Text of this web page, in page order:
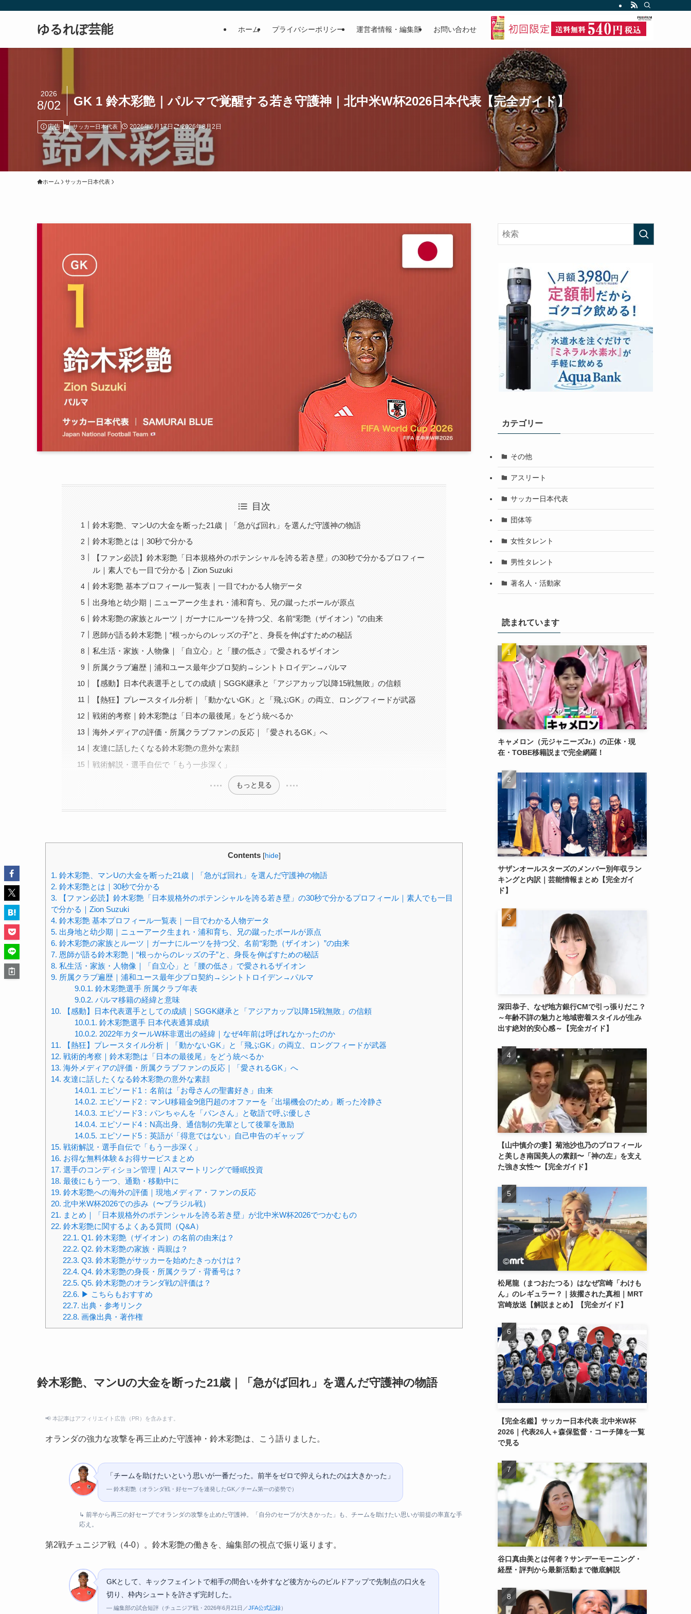
ゆるれぽ芸能 ホーム プライバシーポリシー 運営者情報・編集部 お問い合わせ
GK 1 鈴木彩艶｜パルマで覚醒する若き守護神｜北中米W杯2026日本代表【完全ガイド】
2026
8/02
広告 サッカー日本代表 2026年6月17日 2026年8月2日
ホーム サッカー日本代表
目次
鈴木彩艶、マンUの大金を断った21歳｜「急がば回れ」を選んだ守護神の物語
鈴木彩艶とは｜30秒で分かる
【ファン必読】鈴木彩艶「日本規格外のポテンシャルを誇る若き壁」の30秒で分かるプロフィー
ル｜素人でも一目で分かる｜Zion Suzuki
鈴木彩艶 基本プロフィール一覧表｜一目でわかる人物データ
出身地と幼少期｜ニューアーク生まれ・浦和育ち、兄の蹴ったボールが原点
鈴木彩艶の家族とルーツ｜ガーナにルーツを持つ父、名前“彩艶（ザイオン）”の由来
恩師が語る鈴木彩艶｜“根っからのレッズの子”と、身長を伸ばすための秘話
私生活・家族・人物像｜「自立心」と「腰の低さ」で愛されるザイオン
所属クラブ遍歴｜浦和ユース最年少プロ契約→シントトロイデン→パルマ
【感動】日本代表選手としての成績｜SGGK継承と「アジアカップ以降15戦無敗」の信頼
【熱狂】プレースタイル分析｜「動かないGK」と「飛ぶGK」の両立、ロングフィードが武器
戦術的考察｜鈴木彩艶は「日本の最後尾」をどう統べるか
海外メディアの評価・所属クラブファンの反応｜「愛されるGK」へ
友達に話したくなる鈴木彩艶の意外な素顔
戦術解説・選手自伝で「もう一歩深く」
もっと見る
Contents [hide]
1. 鈴木彩艶、マンUの大金を断った21歳｜「急がば回れ」を選んだ守護神の物語
2. 鈴木彩艶とは｜30秒で分かる
3. 【ファン必読】鈴木彩艶「日本規格外のポテンシャルを誇る若き壁」の30秒で分かるプロフィール｜素人でも一目
で分かる｜Zion Suzuki
4. 鈴木彩艶 基本プロフィール一覧表｜一目でわかる人物データ
5. 出身地と幼少期｜ニューアーク生まれ・浦和育ち、兄の蹴ったボールが原点
6. 鈴木彩艶の家族とルーツ｜ガーナにルーツを持つ父、名前“彩艶（ザイオン）”の由来
7. 恩師が語る鈴木彩艶｜“根っからのレッズの子”と、身長を伸ばすための秘話
8. 私生活・家族・人物像｜「自立心」と「腰の低さ」で愛されるザイオン
9. 所属クラブ遍歴｜浦和ユース最年少プロ契約→シントトロイデン→パルマ
9.0.1. 鈴木彩艶選手 所属クラブ年表
9.0.2. パルマ移籍の経緯と意味
10. 【感動】日本代表選手としての成績｜SGGK継承と「アジアカップ以降15戦無敗」の信頼
10.0.1. 鈴木彩艶選手 日本代表通算成績
10.0.2. 2022年カタールW杯非選出の経緯｜なぜ4年前は呼ばれなかったのか
11. 【熱狂】プレースタイル分析｜「動かないGK」と「飛ぶGK」の両立、ロングフィードが武器
12. 戦術的考察｜鈴木彩艶は「日本の最後尾」をどう統べるか
13. 海外メディアの評価・所属クラブファンの反応｜「愛されるGK」へ
14. 友達に話したくなる鈴木彩艶の意外な素顔
14.0.1. エピソード1：名前は「お母さんの聖書好き」由来
14.0.2. エピソード2：マンU移籍金9億円超のオファーを「出場機会のため」断った冷静さ
14.0.3. エピソード3：パンちゃんを「パンさん」と敬語で呼ぶ優しさ
14.0.4. エピソード4：N高出身、通信制の先輩として後輩を激励
14.0.5. エピソード5：英語が「得意ではない」自己申告のギャップ
15. 戦術解説・選手自伝で「もう一歩深く」
16. お得な無料体験＆お得サービスまとめ
17. 選手のコンディション管理｜AIスマートリングで睡眠投資
18. 最後にもう一つ、通勤・移動中に
19. 鈴木彩艶への海外の評価｜現地メディア・ファンの反応
20. 北中米W杯2026での歩み（〜ブラジル戦）
21. まとめ｜「日本規格外のポテンシャルを誇る若き壁」が北中米W杯2026でつかむもの
22. 鈴木彩艶に関するよくある質問（Q&A）
22.1. Q1. 鈴木彩艶（ザイオン）の名前の由来は？
22.2. Q2. 鈴木彩艶の家族・両親は？
22.3. Q3. 鈴木彩艶がサッカーを始めたきっかけは？
22.4. Q4. 鈴木彩艶の身長・所属クラブ・背番号は？
22.5. Q5. 鈴木彩艶のオランダ戦の評価は？
22.6. ▶ こちらもおすすめ
22.7. 出典・参考リンク
22.8. 画像出典・著作権
鈴木彩艶、マンUの大金を断った21歳｜「急がば回れ」を選んだ守護神の物語
📢 本記事はアフィリエイト広告（PR）を含みます。
オランダの強力な攻撃を再三止めた守護神・鈴木彩艶は、こう語りました。
「チームを助けたいという思いが一番だった。前半をゼロで抑えられたのは大きかった」
— 鈴木彩艶（オランダ戦・好セーブを連発したGK／チーム第一の姿勢で）
↳ 前半から再三の好セーブでオランダの攻撃を止めた守護神。「自分のセーブが大きかった」も、チームを助けたい思いが前提の率直な手
応え。
第2戦チュニジア戦（4-0）。鈴木彩艶の働きを、編集部の視点で振り返ります。
GKとして、キックフェイントで相手の間合いを外すなど後方からのビルドアップで先制点の口火を
切り、枠内シュートを許さず完封した。
— 編集部の試合短評（チュニジア戦・2026年6月21日／JFA公式記録）
カテゴリー
その他
アスリート
サッカー日本代表
団体等
女性タレント
男性タレント
著名人・活動家
読まれています
キャメロン（元ジャニーズJr.）の正体・現
在・TOBE移籍説まで完全網羅！
サザンオールスターズのメンバー別年収ラン
キングと内訳｜芸能情報まとめ【完全ガイ
ド】
深田恭子、なぜ地方銀行CMで引っ張りだこ？
～年齢不詳の魅力と地域密着スタイルが生み
出す絶対的安心感～【完全ガイド】
【山中慎介の妻】菊池沙也乃のプロフィール
と美しき南国美人の素顔〜「神の左」を支え
た強き女性〜【完全ガイド】
松尾龍（まつおたつる）はなぜ宮崎「わけも
ん」のレギュラー？｜抜擢された真相｜MRT
宮崎放送【解説まとめ】【完全ガイド】
【完全名鑑】サッカー日本代表 北中米W杯
2026｜代表26人＋森保監督・コーチ陣を一覧
で見る
谷口真由美とは何者？サンデーモーニング・
経歴・評判から最新活動まで徹底解説